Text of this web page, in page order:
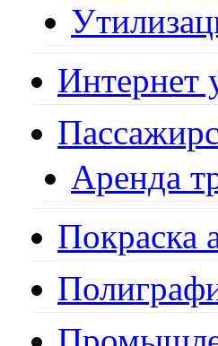
Интернет
Аренда
Покраска